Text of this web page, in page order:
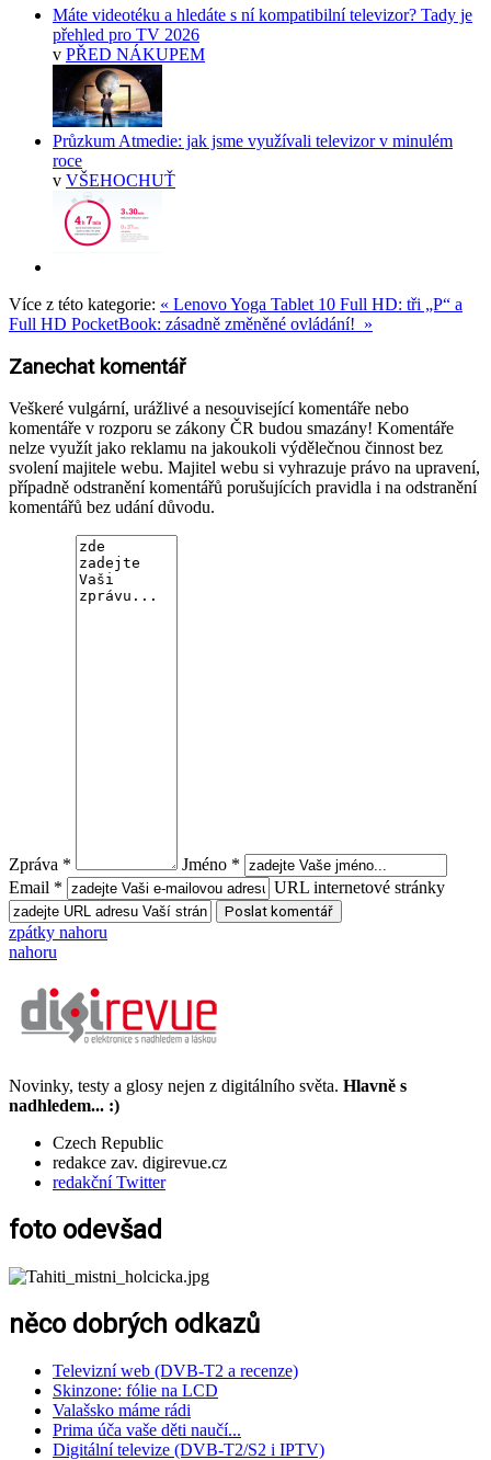
Máte videotéku a hledáte s ní kompatibilní televizor? Tady je
přehled pro TV 2026
v PŘED NÁKUPEM
Průzkum Atmedie: jak jsme využívali televizor v minulém
roce
v VŠEHOCHUŤ
Více z této kategorie: « Lenovo Yoga Tablet 10 Full HD: tři „P“ a
Full HD PocketBook: zásadně změněné ovládání! »
Zanechat komentář
Veškeré vulgární, urážlivé a nesouvisející komentáře nebo
komentáře v rozporu se zákony ČR budou smazány! Komentáře
nelze využít jako reklamu na jakoukoli výdělečnou činnost bez
svolení majitele webu. Majitel webu si vyhrazuje právo na upravení,
případně odstranění komentářů porušujících pravidla i na odstranění
komentářů bez udání důvodu.
Zpráva *
Jméno *
Email *
URL internetové stránky
zpátky nahoru
nahoru
Novinky, testy a glosy nejen z digitálního světa. Hlavně s
nadhledem... :)
Czech Republic
redakce zav. digirevue.cz
redakční Twitter
foto odevšad
něco dobrých odkazů
Televizní web (DVB-T2 a recenze)
Skinzone: fólie na LCD
Valašsko máme rádi
Prima úča vaše děti naučí...
Digitální televize (DVB-T2/S2 i IPTV)